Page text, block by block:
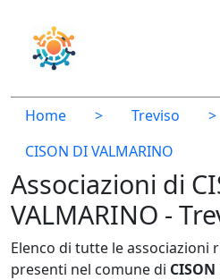
Home > Treviso
>
CISON DI VALMARINO
Associazioni di
VALMARINO -
Elenco di tutte le associazioni
presenti nel comune di